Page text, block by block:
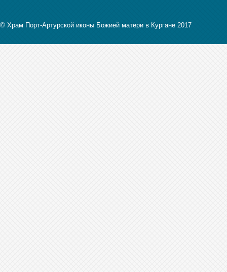
© Храм Порт-Артурской иконы Божией матери в Кургане 2017